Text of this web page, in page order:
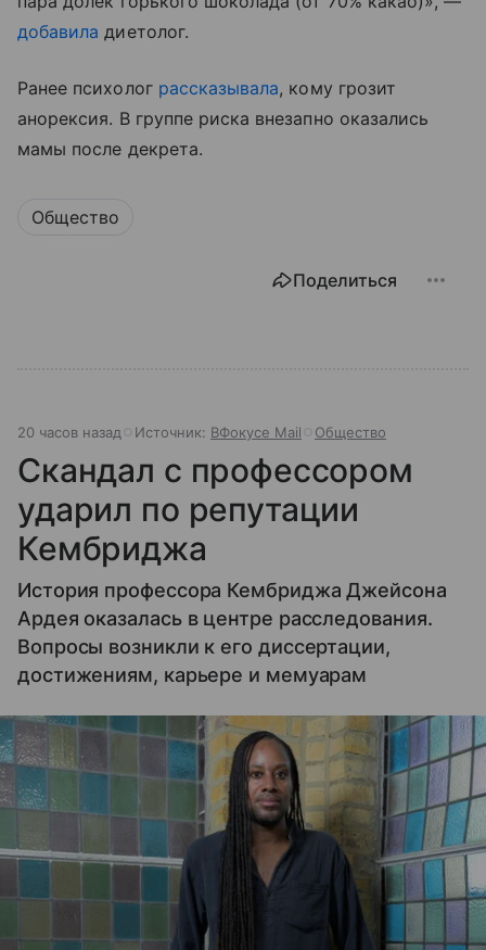
добавила диетолог.
Ранее психолог рассказывала, кому грозит
анорексия. В группе риска внезапно оказались
мамы после декрета.
Общество
Поделиться
20 часов назад Источник: ВФокусе Mail Общество
Скандал с профессором
ударил по репутации
Кембриджа
История профессора Кембриджа Джейсона
Ардея оказалась в центре расследования.
Вопросы возникли к его диссертации,
достижениям, карьере и мемуарам